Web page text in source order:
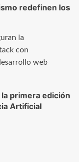
redefinen los
primera edición
Artificial